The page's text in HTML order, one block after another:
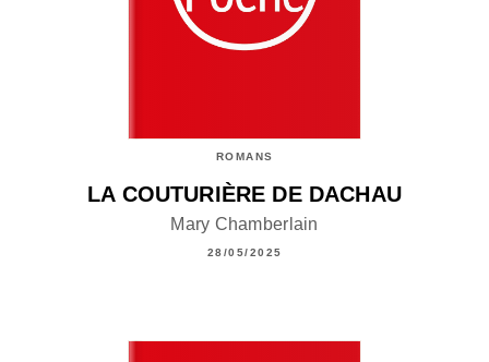
ROMANS
LA COUTURIÈRE DE DACHAU
Mary Chamberlain
28/05/2025